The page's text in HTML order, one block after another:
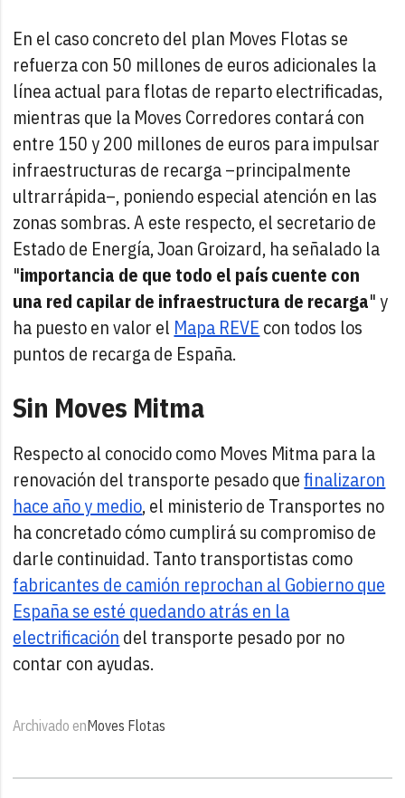
En el caso concreto del plan Moves Flotas se
refuerza con 50 millones de euros adicionales la
línea actual para flotas de reparto electrificadas,
mientras que la Moves Corredores contará con
entre 150 y 200 millones de euros para impulsar
infraestructuras de recarga –principalmente
ultrarrápida–, poniendo especial atención en las
zonas sombras. A este respecto, el secretario de
Estado de Energía, Joan Groizard, ha señalado la
"importancia de que todo el país cuente con
una red capilar de infraestructura de recarga" y
ha puesto en valor el Mapa REVE con todos los
puntos de recarga de España.
Sin Moves Mitma
Respecto al conocido como Moves Mitma para la
renovación del transporte pesado quefinalizaron
hace año y medio, el ministerio de Transportes no
ha concretado cómo cumplirá su compromiso de
darle continuidad. Tanto transportistas como
fabricantes de camión reprochan al Gobierno que
España se esté quedando atrás en la
electrificación del transporte pesado por no
contar con ayudas.
Archivado enMoves Flotas